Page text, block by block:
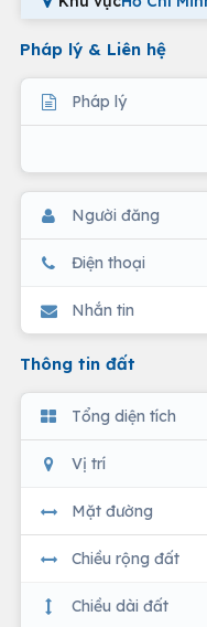
Pháp lý & Liên hệ
Pháp lý
Người đăng
Điện thoại
Nhắn tin
Thông tin đất
Tổng diện tích
Vị trí
Mặt đường
Chiều rộng đất
Chiều dài đất